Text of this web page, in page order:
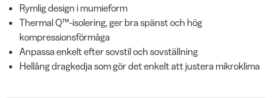
Rymlig design i mumieform
Thermal Q™-isolering, ger bra spänst och hög
kompressionsförmåga
Anpassa enkelt efter sovstil och sovställning
Hellång dragkedja som gör det enkelt att justera mikroklima